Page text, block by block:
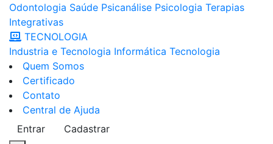
Odontologia Saúde Psicanálise Psicologia Terapias
Integrativas
TECNOLOGIA
Industria e Tecnologia Informática Tecnologia
Quem Somos
Certificado
Contato
Central de Ajuda
Entrar
Cadastrar